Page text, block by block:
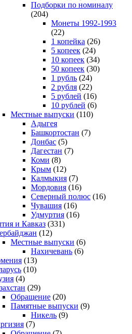
Подборки по номиналу
(204)
Монеты 1992-1993
(22)
1 копейка (26)
5 копеек (24)
10 копеек (34)
50 копеек (30)
1 рубль (24)
2 рубля (22)
5 рублей (16)
10 рублей (6)
Местные выпуски (110)
Адыгея
Башкортостан (7)
Донбас (5)
Дагестан (7)
Коми (8)
Крым (12)
Калмыкия (7)
Мордовия (16)
Северный полюс (16)
Чувашия (16)
Удмуртия (16)
и Кавказ (331)
(12)
Местные выпуски (6)
Нахичевань (6)
(13)
(10)
(4)
(29)
Обращение (20)
Памятные выпуски (9)
Никель (9)
(7)